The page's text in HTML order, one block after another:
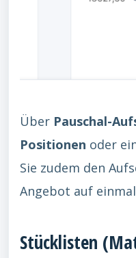
Über Pauschal-
Positionen oder
Sie zudem den
Angebot auf
Stücklisten